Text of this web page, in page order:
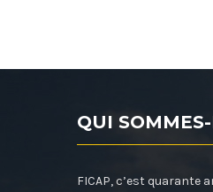
QUI
FICAP, c’est quarante